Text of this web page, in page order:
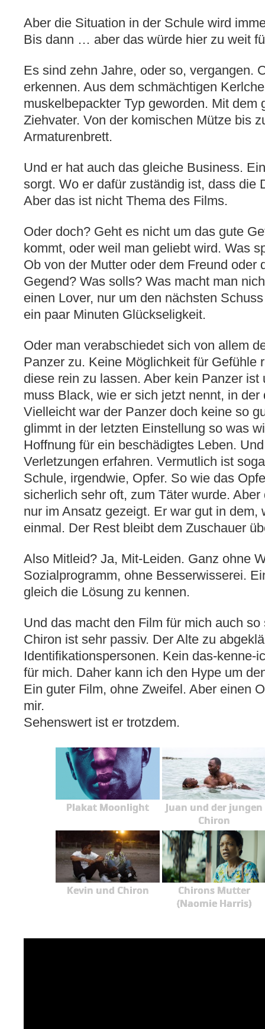
Aber die Situation in der Schule wird
Bis dann … aber das würde hier zu weit
Es sind zehn Jahre, oder so, vergangen.
erkennen. Aus dem schmächtigen
muskelbepackter Typ geworden. Mit dem
Ziehvater. Von der komischen Mütze bis
Armaturenbrett.
Und er hat auch das gleiche Business.
sorgt. Wo er dafür zuständig ist, dass die
Aber das ist nicht Thema des Films.
Oder doch? Geht es nicht um das gute
kommt, oder weil man geliebt wird. Was
Ob von der Mutter oder dem Freund oder
Gegend? Was solls? Was macht man
einen Lover, nur um den nächsten
ein paar Minuten Glückseligkeit.
Oder man verabschiedet sich von allem
Panzer zu. Keine Möglichkeit für Gefühle
diese rein zu lassen. Aber kein Panzer ist
muss Black, wie er sich jetzt nennt, in
Vielleicht war der Panzer doch keine so
glimmt in der letzten Einstellung so was
Hoffnung für ein beschädigtes Leben.
Verletzungen erfahren. Vermutlich ist
Schule, irgendwie, Opfer. So wie das
sicherlich sehr oft, zum Täter wurde.
nur im Ansatz gezeigt. Er war gut in dem,
einmal. Der Rest bleibt dem Zuschauer
Also Mitleid? Ja, Mit-Leiden. Ganz ohne
Sozialprogramm, ohne Besserwisserei.
gleich die Lösung zu kennen.
Und das macht den Film für mich auch
Chiron ist sehr passiv. Der Alte zu
Identifikationspersonen. Kein das-kenne-
für mich. Daher kann ich den Hype um
Ein guter Film, ohne Zweifel. Aber einen
mir.
Sehenswert ist er trotzdem.
Plakat Moonlight
Juan und der jungen
Chiron
Kevin und Chiron
Chirons Mutter
(Naomie Harris)